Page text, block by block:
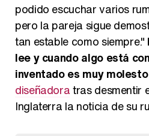
podido escuchar varios
pero la pareja sigue
tan estable como siempre."
lee y cuando algo está
inventado es muy molesto
diseñadoratras desmentir
Inglaterra la noticia de su